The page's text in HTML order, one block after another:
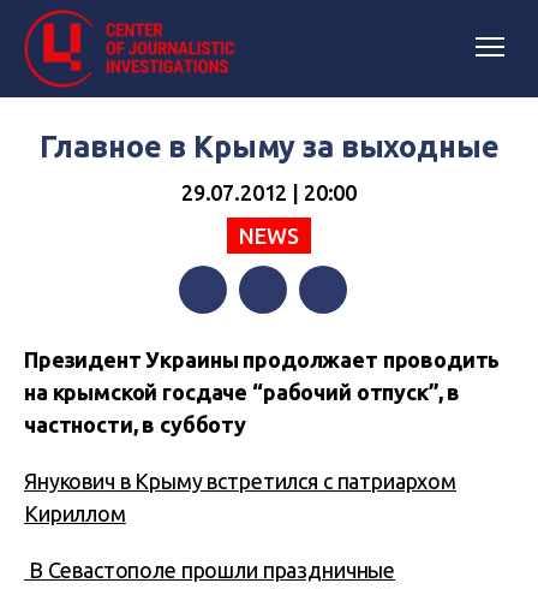
Главное в Крыму за выходные
29.07.2012 | 20:00
NEWS
Президент Украины продолжает проводить
на крымской госдаче “рабочий отпуск”, в
частности, в субботу
Янукович в Крыму встретился с патриархом
Кириллом
В Севастополе прошли праздничные